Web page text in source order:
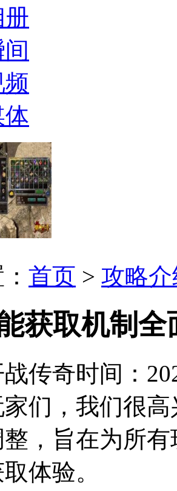
首页 > 攻略
获取机制全
传奇时间：
们，我们很
，旨在为所
体验。